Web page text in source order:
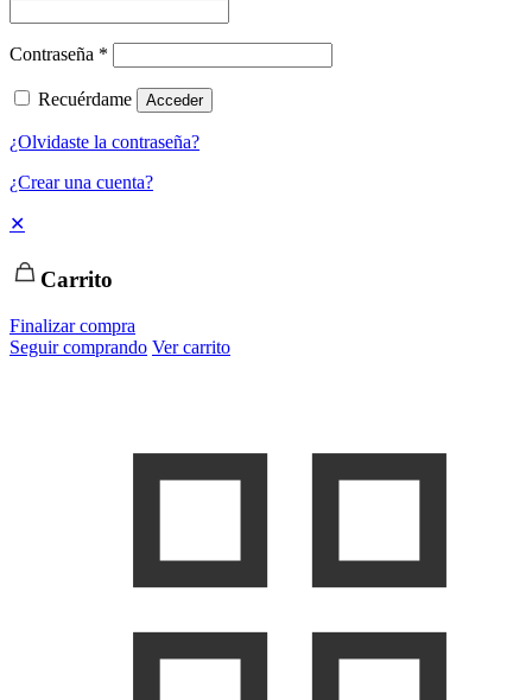
Contraseña *
Recuérdame Acceder
¿Olvidaste la contraseña?
¿Crear una cuenta?
✕
Carrito
Finalizar compra
Seguir comprando Ver carrito